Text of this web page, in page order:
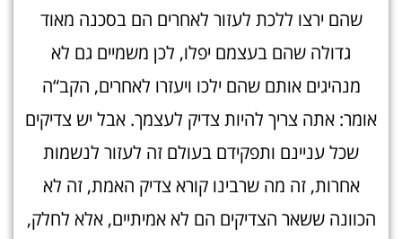
שהם ירצו ללכת לעזור לאחרים הם בסכנה מאוד
גדולה שהם בעצמם יפלו, לכן משמיים גם לא
מנהיגים אותם שהם ילכו ויעזרו לאחרים, הקב“ה
אומר: אתה צריך להיות צדיק לעצמך. אבל יש צדיקים
שכל עניינם ותפקידם בעולם זה לעזור לנשמות
אחרות, זה מה שרבינו קורא צדיק האמת, זה לא
הכוונה ששאר הצדיקים הם לא אמיתיים, אלא לחלק,